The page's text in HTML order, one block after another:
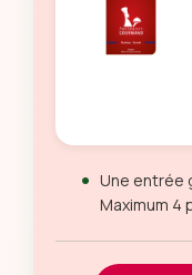
Une entrée
Maximum 4